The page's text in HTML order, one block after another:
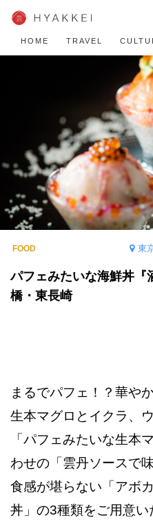
HOME TRAVEL
東
パフェみたいな海鮮丼
橋・東長崎
まるでパフェ！？華や
生本マグロとイクラ、
「パフェみたいな生本
わせの「雲丹ソースで
食感が堪らない「アボ
丼」の3種類をご用意い